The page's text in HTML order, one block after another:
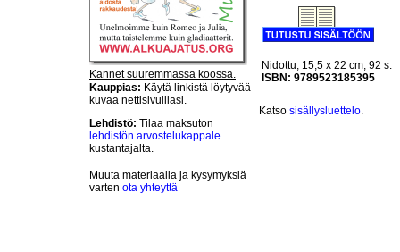
Kannet suuremmassa koossa.
Kauppias: Käytä linkistä löytyvää
kuvaa nettisivuillasi.
Lehdistö: Tilaa maksuton
lehdistön arvostelukappale
kustantajalta.
Muuta materiaalia ja kysymyksiä
varten ota yhteyttä
Nidottu, 15,5 x 22 cm, 92 s.
ISBN: 9789523185395
Katso sisällysluettelo.